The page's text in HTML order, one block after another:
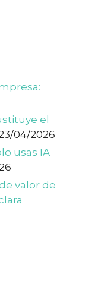
el
04/2026
usas IA
valor de